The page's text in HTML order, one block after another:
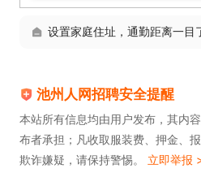
通。
协助定期盘点，核对实物库
次货品。
设置家庭住址，通勤距离一目
池州人网招聘安全提醒
本站所有信息均由用户发布，其内
布者承担；凡收取服装费、押金、
欺诈嫌疑，请保持警惕。 立即举报